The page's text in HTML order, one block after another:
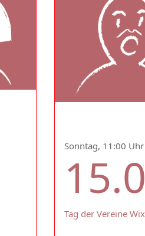
Sonntag, 11:00 Uhr
Tag der Vereine